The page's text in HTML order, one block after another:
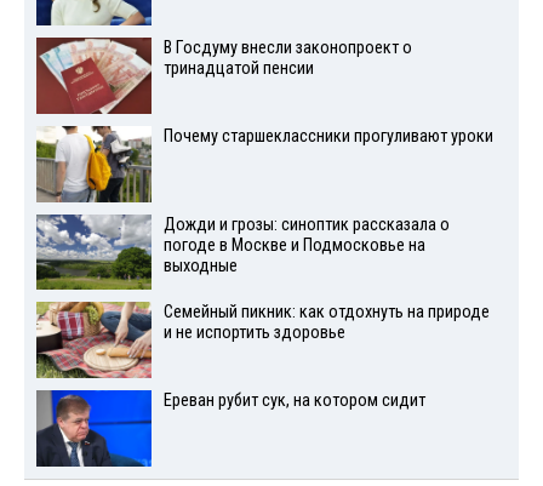
В Госдуму внесли законопроект о
тринадцатой пенсии
Почему старшеклассники прогуливают уроки
Дожди и грозы: синоптик рассказала о
погоде в Москве и Подмосковье на
выходные
Семейный пикник: как отдохнуть на природе
и не испортить здоровье
Ереван рубит сук, на котором сидит